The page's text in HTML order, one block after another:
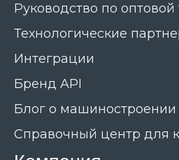
Руководство по
Технологические
Интеграции
Бренд API
Блог о машиностроении
Справочный центр для